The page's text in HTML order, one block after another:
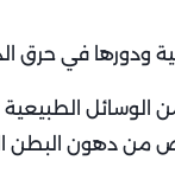
ودورها في حرق
من دهون البطن